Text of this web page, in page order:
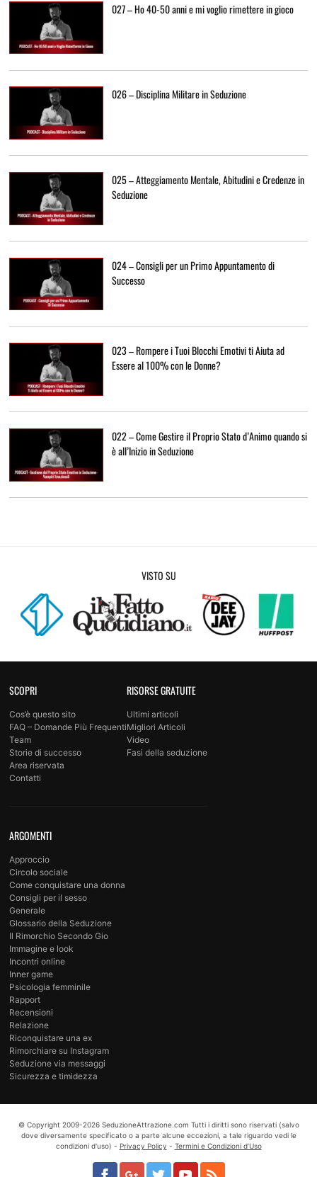
027 – Ho 40-50 anni e mi voglio rimettere in gioco
026 – Disciplina Militare in Seduzione
025 – Atteggiamento Mentale, Abitudini e Credenze in
Seduzione
024 – Consigli per un Primo Appuntamento di
Successo
023 – Rompere i Tuoi Blocchi Emotivi ti Aiuta ad
Essere al 100% con le Donne?
022 – Come Gestire il Proprio Stato d’Animo quando si
è all’Inizio in Seduzione
VISTO SU
SCOPRI
Cos’è questo sito
FAQ – Domande Più Frequenti
Team
Storie di successo
Area riservata
Contatti
RISORSE GRATUITE
Ultimi articoli
Migliori Articoli
Video
Fasi della seduzione
ARGOMENTI
Approccio
Circolo sociale
Come conquistare una donna
Consigli per il sesso
Generale
Glossario della Seduzione
Il Rimorchio Secondo Gio
Immagine e look
Incontri online
Inner game
Psicologia femminile
Rapport
Recensioni
Relazione
Riconquistare una ex
Rimorchiare su Instagram
Seduzione via messaggi
Sicurezza e timidezza
© Copyright 2009-2026 SeduzioneAttrazione.com Tutti i diritti sono riservati (salvo
dove diversamente specificato o a parte alcune eccezioni, a tale riguardo vedi le
condizioni d'uso) - Privacy Policy - Termini e Condizioni d’Uso